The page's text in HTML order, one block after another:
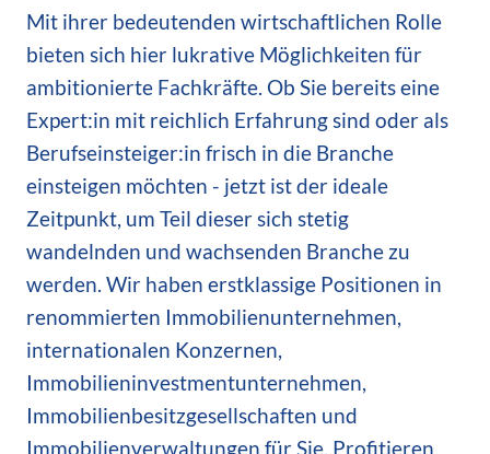
Mit ihrer bedeutenden wirtschaftlichen Rolle
bieten sich hier lukrative Möglichkeiten für
ambitionierte Fachkräfte. Ob Sie bereits eine
Expert:in mit reichlich Erfahrung sind oder als
Berufseinsteiger:in frisch in die Branche
einsteigen möchten - jetzt ist der ideale
Zeitpunkt, um Teil dieser sich stetig
wandelnden und wachsenden Branche zu
werden. Wir haben erstklassige Positionen in
renommierten Immobilienunternehmen,
internationalen Konzernen,
Immobilieninvestmentunternehmen,
Immobilienbesitzgesellschaften und
Immobilienverwaltungen für Sie. Profitieren